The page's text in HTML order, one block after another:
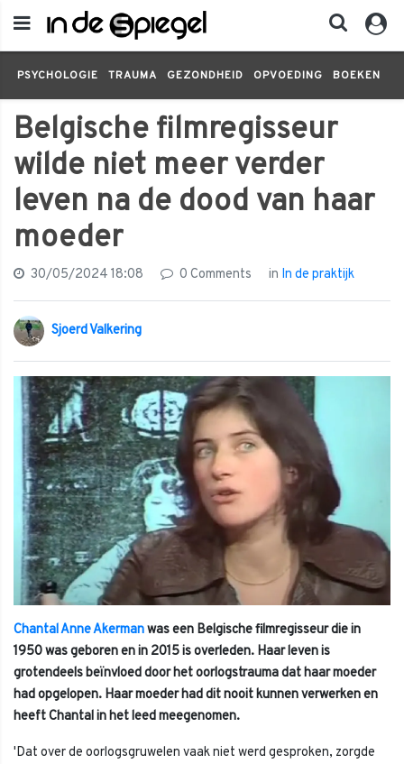
PSYCHOLOGIE TRAUMA GEZONDHEID OPVOEDING BOEKEN
Belgische filmregisseur
wilde niet meer verder
leven na de dood van haar
moeder
30/05/2024 18:08 0 Comments in In de praktijk
Sjoerd Valkering
Chantal Anne Akermanwas een Belgische filmregisseur die in
1950 was geboren en in 2015 is overleden. Haar leven is
grotendeels beïnvloed door het oorlogstrauma dat haar moeder
had opgelopen. Haar moeder had dit nooit kunnen verwerken en
heeft Chantal in het leed meegenomen.
'Dat over de oorlogsgruwelen vaak niet werd gesproken, zorgde